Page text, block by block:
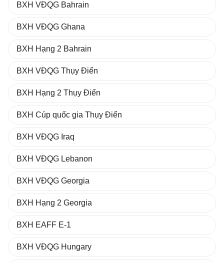
BXH VĐQG Bahrain
BXH VĐQG Ghana
BXH Hạng 2 Bahrain
BXH VĐQG Thụy Điển
BXH Hạng 2 Thụy Điển
BXH Cúp quốc gia Thụy Điển
BXH VĐQG Iraq
BXH VĐQG Lebanon
BXH VĐQG Georgia
BXH Hạng 2 Georgia
BXH EAFF E-1
BXH VĐQG Hungary